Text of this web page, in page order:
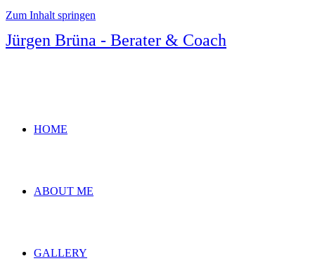
Zum Inhalt springen
Jürgen Brüna - Berater & Coach
HOME
ABOUT ME
GALLERY